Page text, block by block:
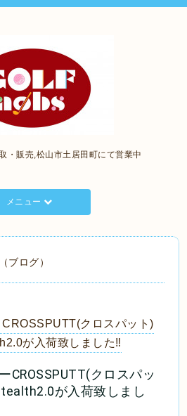
・販売,松山市土居田町にて営業中
メニュー
ブログ）
クロスパット)
が入荷致しました‼
CROSSPUTT(クロスパッ
が入荷致しまし